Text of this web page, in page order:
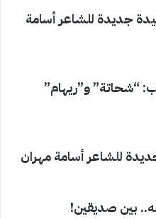
جديدة للشاعر أسامة
“شحاتة” و”ريهام”
للشاعر أسامة مهران
بين صديقين!